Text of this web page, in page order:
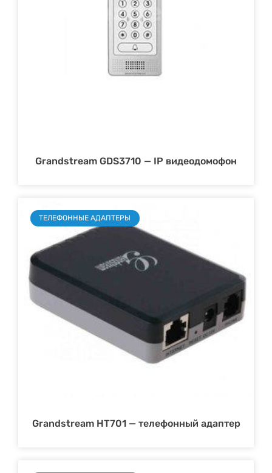
Grandstream GDS3710 — IP видеодомофон
ТЕЛЕФОННЫЕ АДАПТЕРЫ
Grandstream HT701 — телефонный адаптер